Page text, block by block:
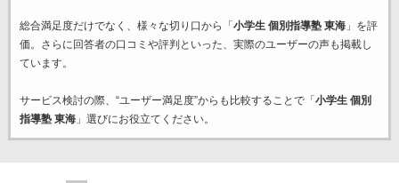
総合満足度だけでなく、様々な切り口から「 小学生 個別指導塾 東海」を評
価。さらに回答者の口コミや評判といった、実際のユーザーの声も掲載し
ています。
サービス検討の際、“ユーザー満足度”からも比較することで「 小学生 個別
指導塾 東海」選びにお役立てください。